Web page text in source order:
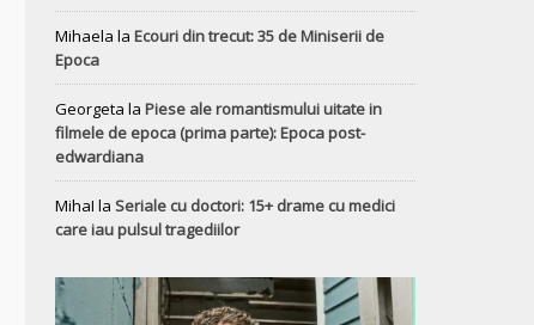
Mihaela la Ecouri din trecut: 35 de Miniserii de
Epoca
Georgeta la Piese ale romantismului uitate in
filmele de epoca (prima parte): Epoca post-
edwardiana
MihaI la Seriale cu doctori: 15+ drame cu medici
care iau pulsul tragediilor